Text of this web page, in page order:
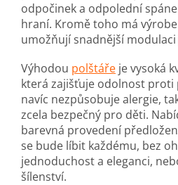
odpočinek a odpolední
hraní. Kromě toho má
umožňují snadnější
Výhodou polštáře je vysoká
která zajišťuje odolnost proti
navíc nezpůsobuje alergie,
zcela bezpečný pro děti.
barevná provedení
se bude líbit každému, bez
jednoduchost a eleganci,
šílenství.